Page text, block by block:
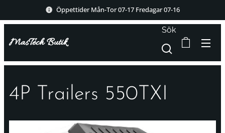
Öppettider Mån-Tor 07-17 Fredagar 07-16
MasTech Butik
Sök
4P Trailers 550TXI